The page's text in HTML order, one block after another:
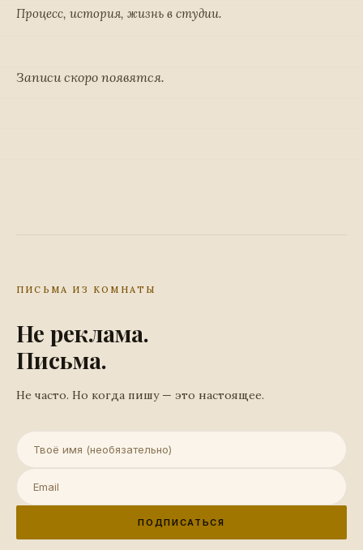
Процесс, история, жизнь в студии.
Записи скоро появятся.
ПИСЬМА ИЗ КОМНАТЫ
Не реклама.
Письма.
Не часто. Но когда пишу — это настоящее.
ПОДПИСАТЬСЯ